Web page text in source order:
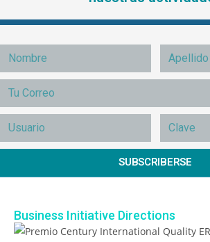
SUBSCRIBERSE
Business Initiative Directions